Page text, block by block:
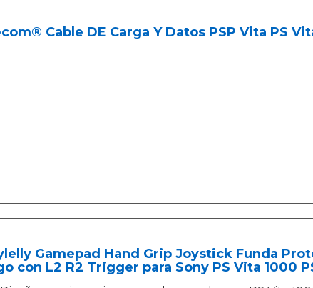
Cable DE Carga Y Datos PSP Vita PS
Gamepad Hand Grip Joystick Funda
con L2 R2 Trigger para Sony PS Vita 1000